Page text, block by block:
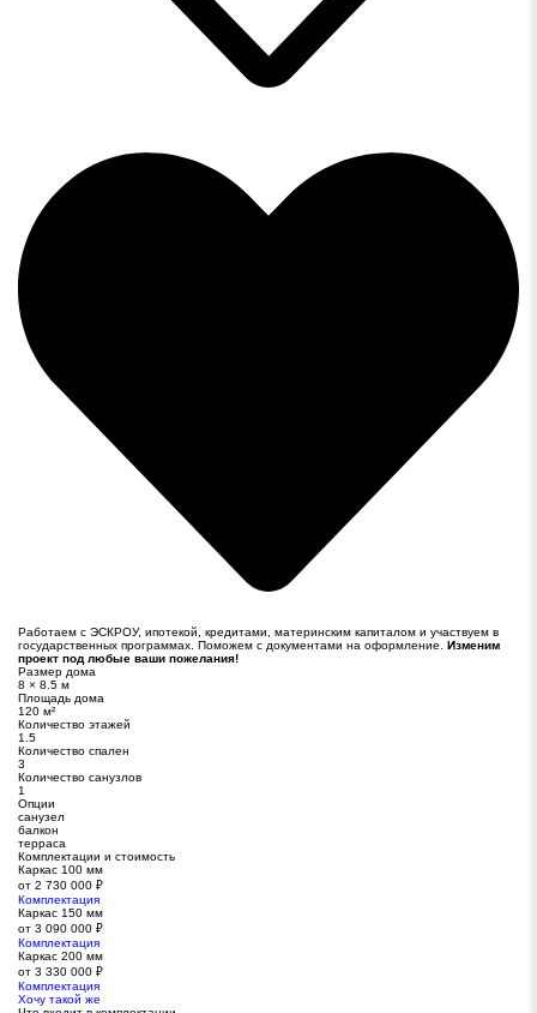
Работаем с ЭСКРОУ, ипотекой, кредитами, материнским капиталом и участвуем в
государственных программах. Поможем с документами на оформление. Изменим
проект под любые ваши пожелания!
Размер дома
8 × 8.5 м
Площадь дома
120 м²
Количество этажей
1.5
Количество спален
3
Количество санузлов
1
Опции
санузел
балкон
терраса
Комплектации и стоимость
Каркас 100 мм
от 2 730 000 ₽
Комплектация
Каркас 150 мм
от 3 090 000 ₽
Комплектация
Каркас 200 мм
от 3 330 000 ₽
Комплектация
Хочу такой же